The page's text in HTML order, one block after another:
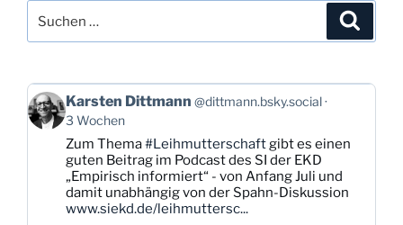
nach:
Beitrag
von
Karsten
Dittmann
Bluesky
ansehen
Karsten Dittmann @dittmann.bsky.social
3 Wochen
Zum Thema#Leihmutterschaftgibt es einen
guten Beitrag im Podcast des SI der EKD
„Empirisch informiert“ - von Anfang Juli und
damit unabhängig von der Spahn-Diskussion
www.siekd.de/leihmuttersc...